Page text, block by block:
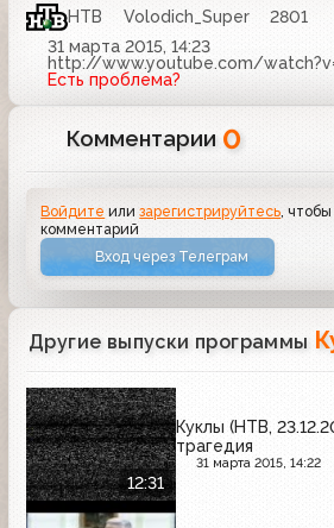
НТВ Volodich_Super
2801
31 марта 2015, 14:23
http://www.youtube.com/
Есть проблема?
Комментарии 0
Войдите илизарегистрируйтесь ,
комментарий
Вход через Телеграм
Другие выпуски программы
12:31
Куклы (НТВ,
трагедия
31 марта 2015, 14:22